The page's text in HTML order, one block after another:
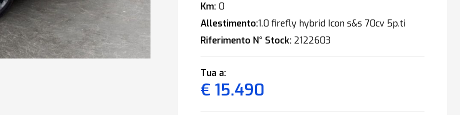
Km:0
Allestimento:1.0 firefly hybrid Icon s&s 70cv 5p.ti
Riferimento N° Stock:2122603
Tua a:
€ 15.490